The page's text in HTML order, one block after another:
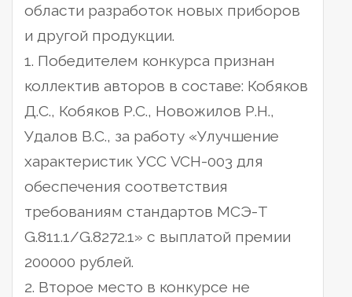
области разработок новых приборов
и другой продукции.
1. Победителем конкурса признан
коллектив авторов в составе: Кобяков
Д.С., Кобяков Р.С., Новожилов Р.Н.,
Удалов В.С., за работу «Улучшение
характеристик УСС VCH-003 для
обеспечения соответствия
требованиям стандартов МСЭ-Т
G.811.1/G.8272.1» с выплатой премии
200000 рублей.
2. Второе место в конкурсе не